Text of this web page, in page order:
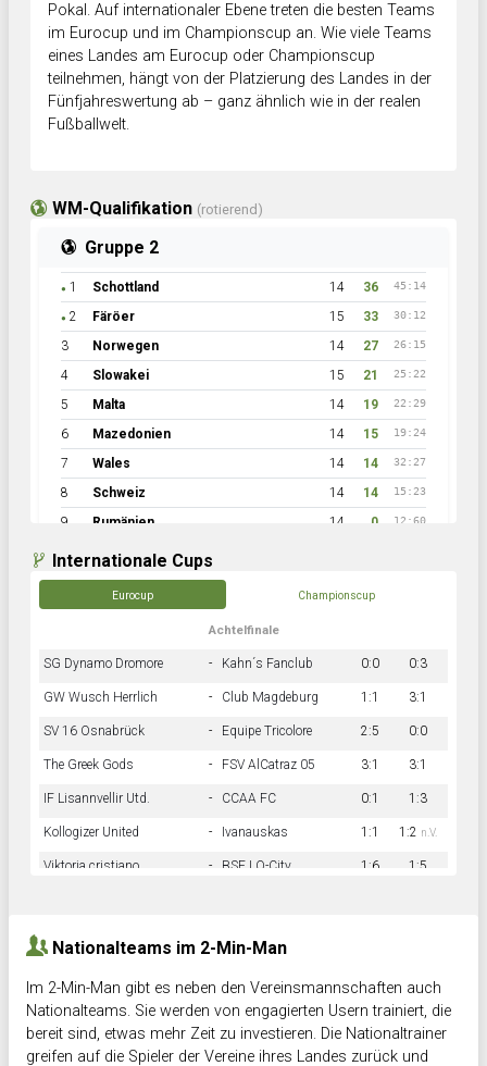
Pokal. Auf internationaler Ebene treten die besten Teams
im Eurocup und im Championscup an. Wie viele Teams
eines Landes am Eurocup oder Championscup
teilnehmen, hängt von der Platzierung des Landes in der
Fünfjahreswertung ab – ganz ähnlich wie in der realen
Fußballwelt.
WM-Qualifikation (rotierend)
Gruppe 2
● 1 Schottland 14 36 45:14
● 2 Färöer 15 33 30:12
3 Norwegen 14 27 26:15
4 Slowakei 15 21 25:22
5 Malta 14 19 22:29
6 Mazedonien 14 15 19:24
7 Wales 14 14 32:27
8 Schweiz 14 14 15:23
9 Rumänien 14 0 12:60
Internationale Cups
Eurocup Championscup
Achtelfinale
SG Dynamo Dromore - Kahn´s Fanclub 0:0 0:3
GW Wusch Herrlich - Club Magdeburg 1:1 3:1
SV 16 Osnabrück - Equipe Tricolore 2:5 0:0
The Greek Gods - FSV AlCatraz 05 3:1 3:1
IF Lisannvellir Utd. - CCAA FC 0:1 1:3
Kollogizer United - Ivanauskas 1:1 1:2 n.V.
Viktoria cristiano - BSF LO-City 1:6 1:5
Nationalteams im 2-Min-Man
Im 2-Min-Man gibt es neben den Vereinsmannschaften auch
Nationalteams. Sie werden von engagierten Usern trainiert, die
bereit sind, etwas mehr Zeit zu investieren. Die Nationaltrainer
greifen auf die Spieler der Vereine ihres Landes zurück und